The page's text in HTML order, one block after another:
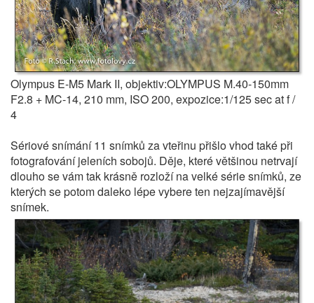
Olympus E-M5 Mark II, objektiv:OLYMPUS M.40-150mm
F2.8 + MC-14, 210 mm, ISO 200, expozice:1/125 sec at f /
4
Sériové snímání 11 snímků za vteřinu přišlo vhod také při
fotografování jeleních sobojů. Děje, které většinou netrvají
dlouho se vám tak krásně rozloží na velké série snímků, ze
kterých se potom daleko lépe vybere ten nejzajímavější
snímek.